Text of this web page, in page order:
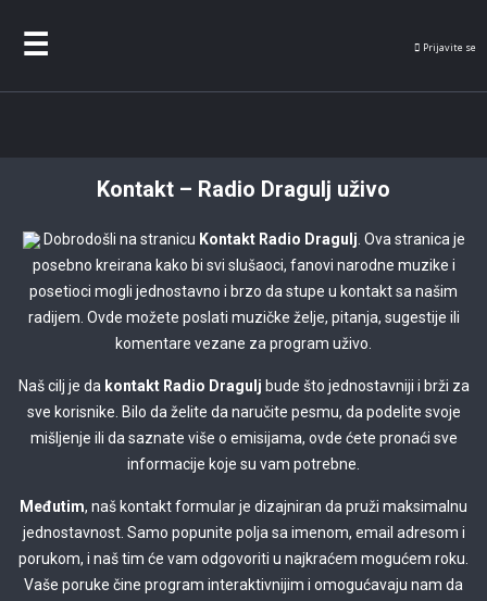
Prijavite se
Kontakt – Radio Dragulj uživo
Dobrodošli na stranicu Kontakt Radio Dragulj . Ova stranica je
posebno kreirana kako bi svi slušaoci, fanovi narodne muzike i
posetioci mogli jednostavno i brzo da stupe u kontakt sa našim
radijem. Ovde možete poslati muzičke želje, pitanja, sugestije ili
komentare vezane za program uživo.
Naš cilj je da kontakt Radio Dragulj bude što jednostavniji i brži za
sve korisnike. Bilo da želite da naručite pesmu, da podelite svoje
mišljenje ili da saznate više o emisijama, ovde ćete pronaći sve
informacije koje su vam potrebne.
Međutim, naš kontakt formular je dizajniran da pruži maksimalnu
jednostavnost. Samo popunite polja sa imenom, email adresom i
porukom, i naš tim će vam odgovoriti u najkraćem mogućem roku.
Vaše poruke čine program interaktivnijim i omogućavaju nam da